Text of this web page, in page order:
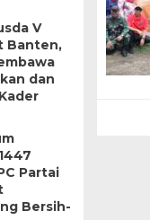
V
Banten,
dan
Partai
Bersih-
Banten Butuh